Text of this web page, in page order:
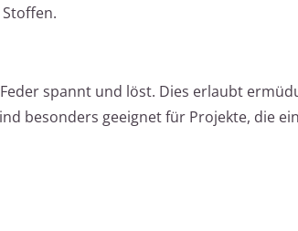
spannt und löst. Dies erlaubt
besonders geeignet für Projekte, die